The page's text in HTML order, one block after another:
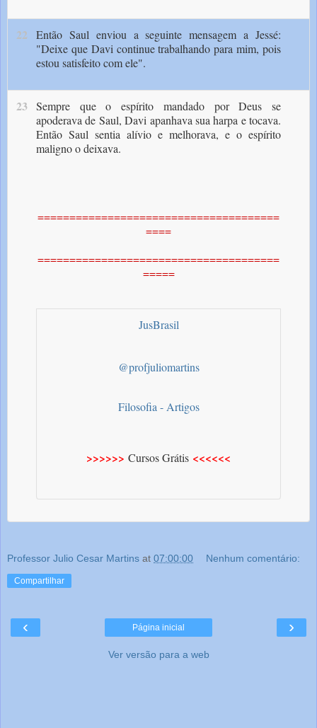
22
Então Saul enviou a seguinte mensagem a Jessé:
"Deixe que Davi continue trabalhando para mim, pois
estou satisfeito com ele".
23
Sempre que o espírito mandado por Deus se
apoderava de Saul, Davi apanhava sua harpa e tocava.
Então Saul sentia alívio e melhorava, e o espírito
maligno o deixava.
======================================
====
======================================
=====
JusBrasil
@profjuliomartins
Filosofia - Artigos
>>>>>> Cursos Grátis <<<<<<
Professor Julio Cesar Martins at 07:00:00 Nenhum comentário:
Compartilhar
‹ ›
Página inicial
Ver versão para a web